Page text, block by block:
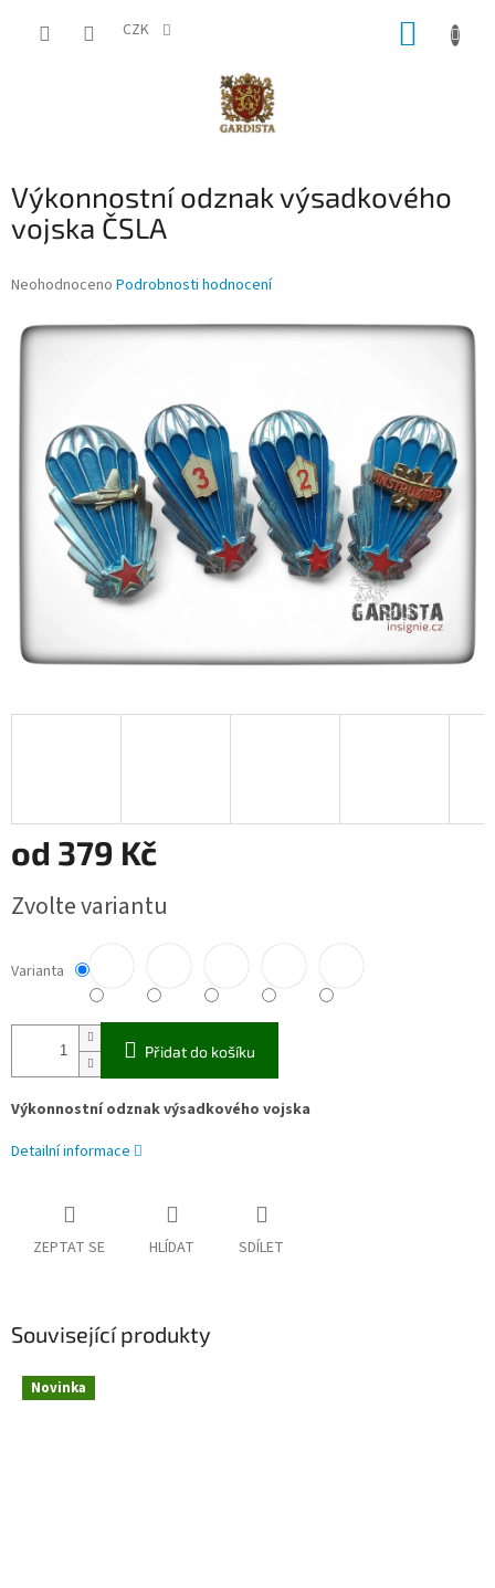
CZK
Výkonnostní odznak výsadkového
vojska ČSLA
Průměrné
produktu
je
hvězdiček.
Neohodnoceno Podrobnosti hodnocení
od 379 Kč
cena:
Zvolte variantu
Varianta
Přidat do košíku
Výkonnostní odznak výsadkového vojska
Detailní informace
ZEPTAT SE HLÍDAT SDÍLET
Související produkty
Novinka